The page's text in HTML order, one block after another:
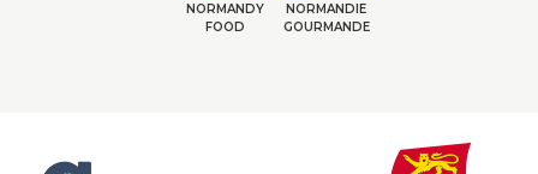
NORMANDY
FOOD
NORMANDIE
GOURMANDE